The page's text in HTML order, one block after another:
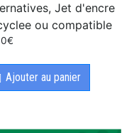
Jet d'encre
ou compatible
€
Ajouter au panier